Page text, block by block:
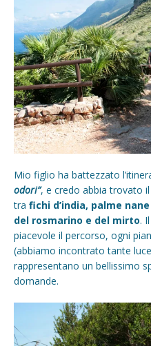
Mio figlio ha battezzato
odori”, e credo abbia trovato
tra fichi d’india, palme
del rosmarino e del mirto.
piacevole il percorso, ogni
(abbiamo incontrato tante
rappresentano un bellissimo
domande.